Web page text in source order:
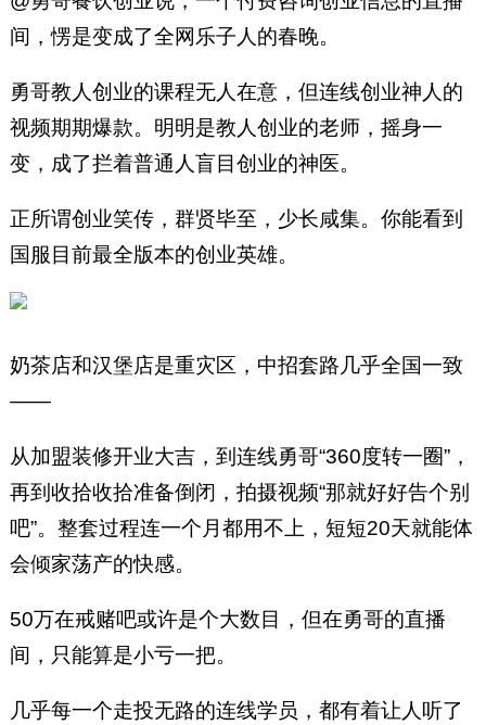
间，愣是变成了全网乐子人的春晚。
勇哥教人创业的课程无人在意，但连线创业神人的
视频期期爆款。明明是教人创业的老师，摇身一
变，成了拦着普通人盲目创业的神医。
正所谓创业笑传，群贤毕至，少长咸集。你能看到
国服目前最全版本的创业英雄。
奶茶店和汉堡店是重灾区，中招套路几乎全国一致
——
从加盟装修开业大吉，到连线勇哥“360度转一圈”，
再到收拾收拾准备倒闭，拍摄视频“那就好好告个别
吧”。整套过程连一个月都用不上，短短20天就能体
会倾家荡产的快感。
50万在戒赌吧或许是个大数目，但在勇哥的直播
间，只能算是小亏一把。
几乎每一个走投无路的连线学员，都有着让人听了